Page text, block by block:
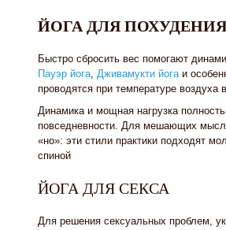
ЙОГА ДЛЯ ПОХУДЕНИЯ
Быстро сбросить вес помогают
Пауэр йога, Дживамукти йогаи
проводятся при температуре
Динамика и мощная нагрузка
повседневности. Для мешающих
«но»: эти стили практики подходят
спиной
ЙОГА ДЛЯ СЕКСА
Для решения сексуальных проблем,